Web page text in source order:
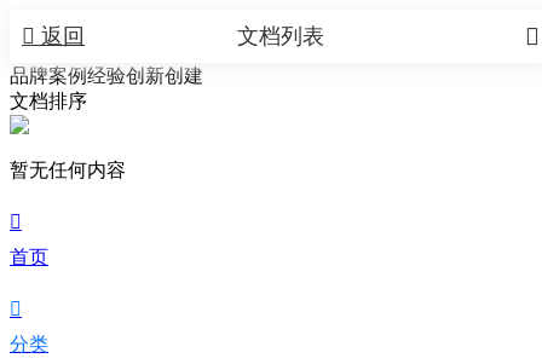
 返回 
文档列表
品牌案例经验创新创建
文档排序
暂无任何内容

首页

分类